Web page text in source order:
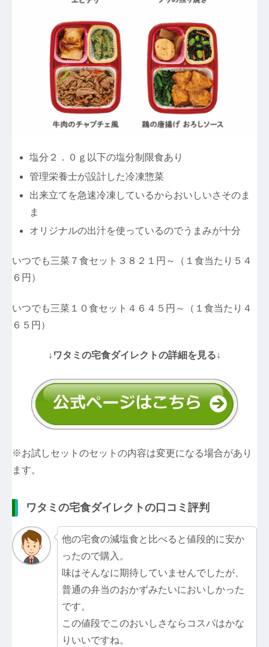
塩分２．０ｇ以下の塩分制限食あり
管理栄養士が設計した冷凍惣菜
出来立てを急速冷凍しているからおいしいさそのま
ま
オリジナルの出汁を使っているのでうまみが十分
いつでも三菜７食セット３８２１円～（１食当たり５４
６円）
いつでも三菜１０食セット４６４５円～（１食当たり４
６５円）
↓ワタミの宅食ダイレクトの詳細を見る↓
※お試しセットのセットの内容は変更になる場合があり
ます。
ワタミの宅食ダイレクトの口コミ評判
他の宅食の減塩食と比べると値段的に安か
ったので購入。
味はそんなに期待していませんでしたが、
普通の弁当のおかずみたいにおいしかった
です。
この値段でこのおいしさならコスパはかな
りいいですね。